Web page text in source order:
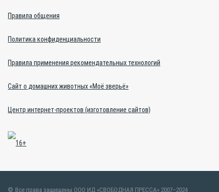
Правила общения
Политика конфиденциальности
Правила применения рекомендательных технологий
Сайт о домашних животных «Моё зверьё»
Центр интернет-проектов (изготовление сайтов)
Все права защищены ООО ИД «СВОБОДНАЯ ПРЕССА» 2007–2024